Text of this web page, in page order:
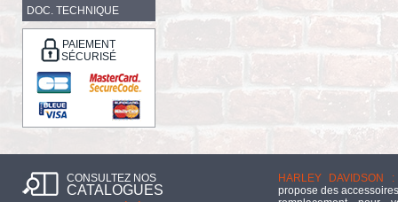
DOC. TECHNIQUE
PAIEMENT
SÉCURISÉ
CONSULTEZ NOS
CATALOGUES
HARLEY DAVIDSON :
propose des